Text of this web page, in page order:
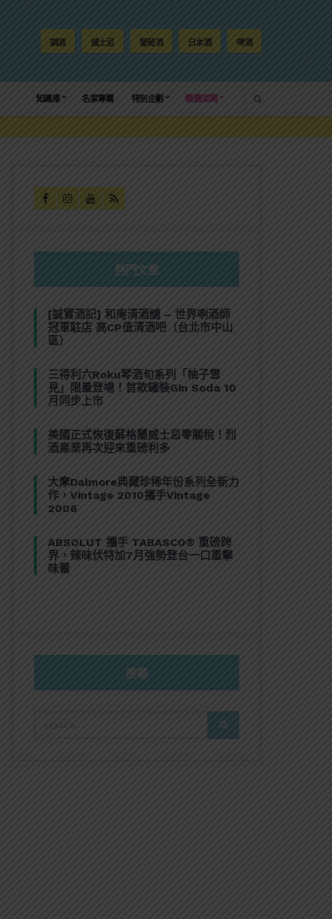
調酒 威士忌 葡萄酒 日本酒 啤酒
知識庫 名家專欄 特別企劃 精選酒聞
熱門文章
[誠實酒記] 和庵清酒舖 – 世界唎酒師
冠軍駐店 高CP值清酒吧（台北市中山
區）
三得利六Roku琴酒旬系列「柚子雪
見」限量登場！首款罐裝Gin Soda 10
月同步上市
美國正式恢復蘇格蘭威士忌零關稅！烈
酒產業再次迎來重磅利多
大摩Dalmore典藏珍稀年份系列全新力
作，Vintage 2010攜手Vintage
2006
ABSOLUT 攜手 TABASCO® 重磅跨
界，辣味伏特加7月強勢登台一口重擊
味蕾
搜尋
FOR:
SEARCH